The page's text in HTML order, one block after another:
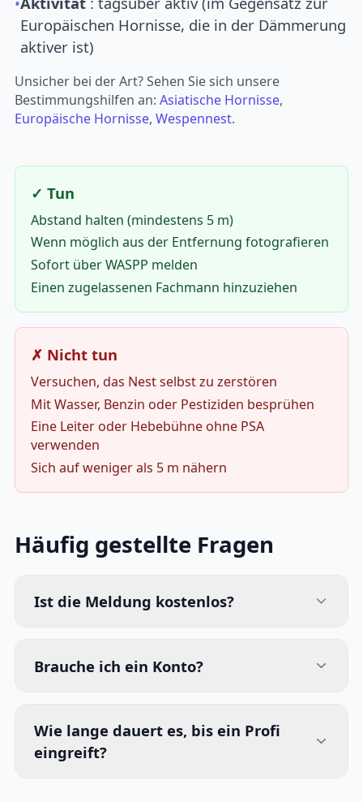
Europäischen Hornisse, die in der Dämmerung
aktiver ist)
Unsicher bei der Art? Sehen Sie sich unsere
Bestimmungshilfen an:Asiatische Hornisse,
Europäische Hornisse,Wespennest.
✓ Tun
Abstand halten (mindestens 5 m)
Wenn möglich aus der Entfernung fotografieren
Sofort über WASPP melden
Einen zugelassenen Fachmann hinzuziehen
✗ Nicht tun
Versuchen, das Nest selbst zu zerstören
Mit Wasser, Benzin oder Pestiziden besprühen
Eine Leiter oder Hebebühne ohne PSA
verwenden
Sich auf weniger als 5 m nähern
Häufig gestellte Fragen
Ist die Meldung kostenlos?
Brauche ich ein Konto?
Wie lange dauert es, bis ein Profi
eingreift?